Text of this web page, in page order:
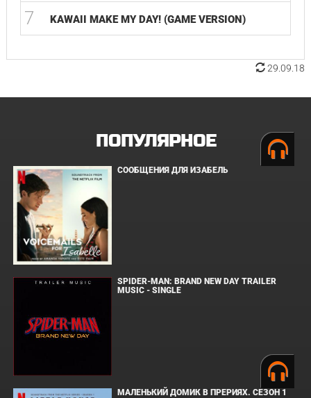
7 KAWAII MAKE MY DAY! (GAME VERSION)
29.09.18
ПОПУЛЯРНОЕ
СООБЩЕНИЯ ДЛЯ ИЗАБЕЛЬ
SPIDER-MAN: BRAND NEW DAY TRAILER
MUSIC - SINGLE
МАЛЕНЬКИЙ ДОМИК В ПРЕРИЯХ. СЕЗОН 1